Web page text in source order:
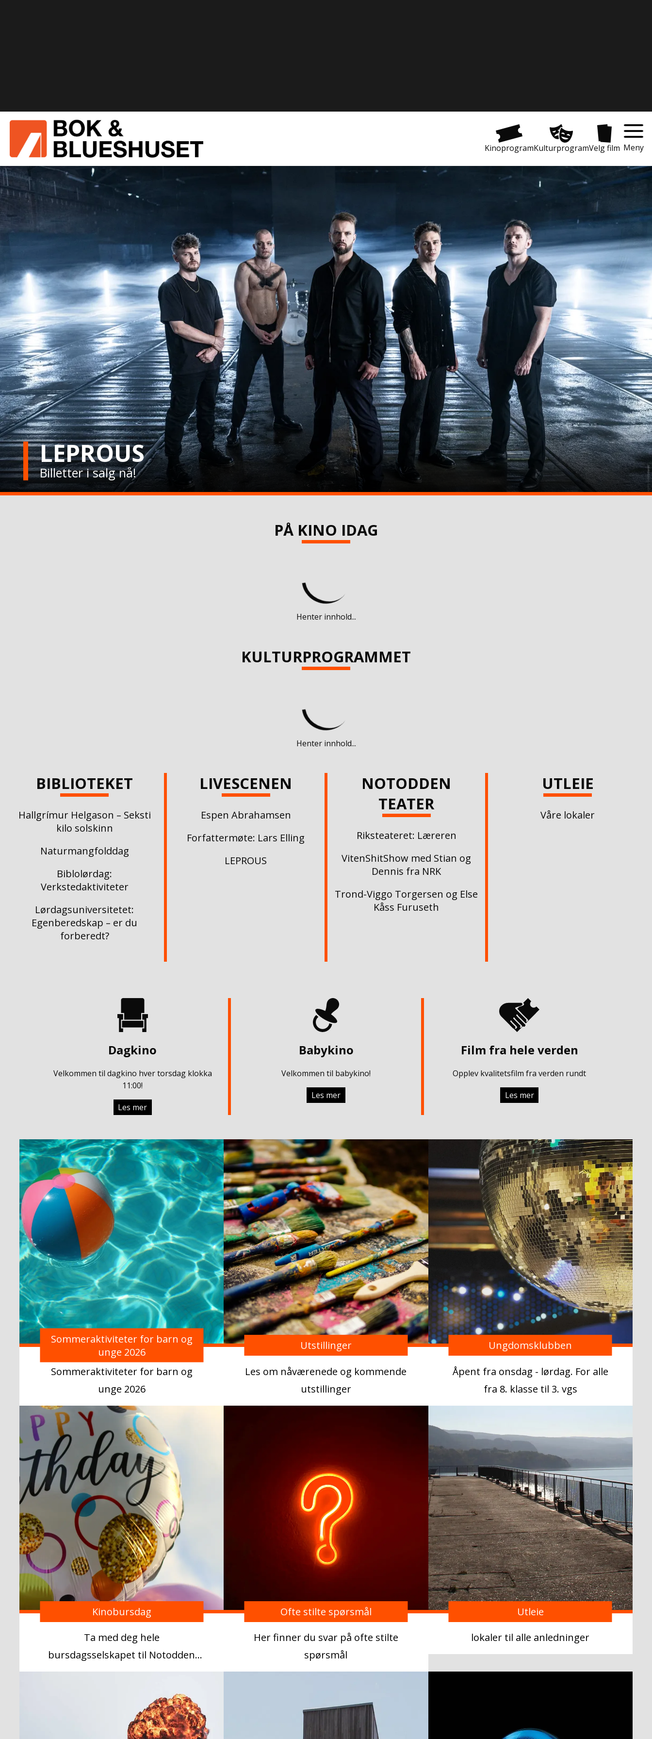
KinoprogramKulturprogramVelg film Meny
LEPROUS
Billetter i salg nå!
PÅ KINO IDAG
Henter innhold...
KULTURPROGRAMMET
Henter innhold...
BIBLIOTEKET
Hallgrímur Helgason – Seksti
kilo solskinn
Naturmangfolddag
Biblolørdag:
Verkstedaktiviteter
Lørdagsuniversitetet:
Egenberedskap – er du
forberedt?
LIVESCENEN
Espen Abrahamsen
Forfattermøte: Lars Elling
LEPROUS
NOTODDEN
TEATER
Riksteateret: Læreren
VitenShitShow med Stian og
Dennis fra NRK
Trond-Viggo Torgersen og Else
Kåss Furuseth
UTLEIE
Våre lokaler
Dagkino
Velkommen til dagkino hver torsdag klokka
11:00!
Les mer
Babykino
Velkommen til babykino!
Les mer
Film fra hele verden
Opplev kvalitetsfilm fra verden rundt
Les mer
Sommeraktiviteter for barn og
unge 2026
Sommeraktiviteter for barn og
unge 2026
Utstillinger
Les om nåværenede og kommende
utstillinger
Ungdomsklubben
Åpent fra onsdag - lørdag. For alle
fra 8. klasse til 3. vgs
Kinobursdag
Ta med deg hele
bursdagsselskapet til Notodden
kino!
Ofte stilte spørsmål
Her finner du svar på ofte stilte
spørsmål
Utleie
lokaler til alle anledninger